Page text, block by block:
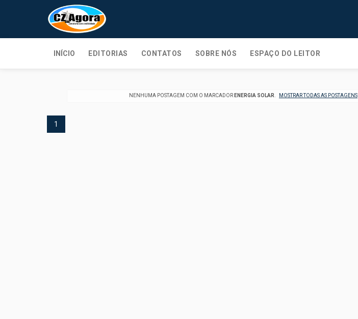
INÍCIO EDITORIAS CONTATOS SOBRE NÓS ESPAÇO DO LEITOR
NENHUMA POSTAGEM COM O MARCADOR ENERGIA SOLAR MOSTRAR TODAS AS POSTAGENS
1